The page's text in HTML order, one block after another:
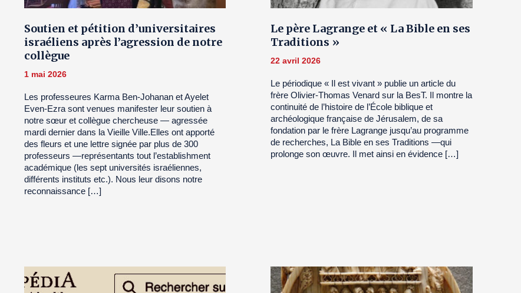
Soutien et pétition d’universitaires
israéliens après l’agression de notre
collègue
1 mai 2026
Les professeures Karma Ben-Johanan et Ayelet
Even-Ezra sont venues manifester leur soutien à
notre sœur et collègue chercheuse — agressée
mardi dernier dans la Vieille Ville.Elles ont apporté
des fleurs et une lettre signée par plus de 300
professeurs —représentants tout l’establishment
académique (les sept universités israéliennes,
différents instituts etc.). Nous leur disons notre
reconnaissance […]
Le père Lagrange et « La Bible en ses
Traditions »
22 avril 2026
Le périodique « Il est vivant » publie un article du
frère Olivier-Thomas Venard sur la BesT. Il montre la
continuité de l’histoire de l’École biblique et
archéologique française de Jérusalem, de sa
fondation par le frère Lagrange jusqu’au programme
de recherches, La Bible en ses Traditions —qui
prolonge son œuvre. Il met ainsi en évidence […]